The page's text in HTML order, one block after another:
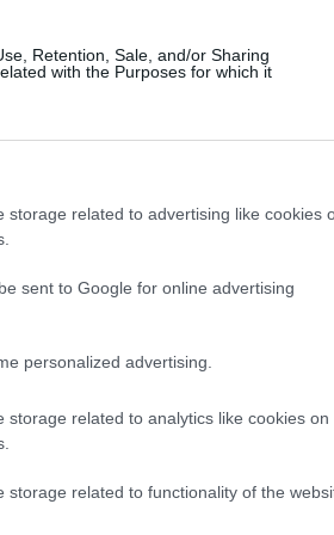
Retention, Sale, and/or Sharing
with the Purposes for which it
storage related to advertising like cookies
sent to Google for online advertising
personalized advertising.
storage related to analytics like cookies on
storage related to functionality of the
gyakorlat, hogyegy kezdeti,
hozammal kiegészítve
egy külön pluszban fizetendő díj
nyomtalanul eltűnnek
akár kripto, akár
megnézni a Tinder Svindler
, sokat lehet tanulni más